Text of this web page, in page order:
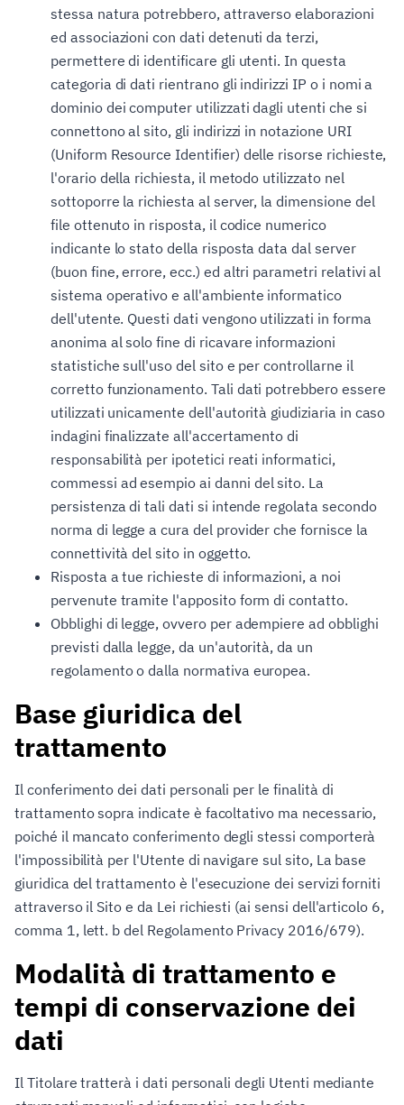
stessa natura potrebbero, attraverso elaborazioni
ed associazioni con dati detenuti da terzi,
permettere di identificare gli utenti. In questa
categoria di dati rientrano gli indirizzi IP o i nomi a
dominio dei computer utilizzati dagli utenti che si
connettono al sito, gli indirizzi in notazione URI
(Uniform Resource Identifier) delle risorse richieste,
l'orario della richiesta, il metodo utilizzato nel
sottoporre la richiesta al server, la dimensione del
file ottenuto in risposta, il codice numerico
indicante lo stato della risposta data dal server
(buon fine, errore, ecc.) ed altri parametri relativi al
sistema operativo e all'ambiente informatico
dell'utente. Questi dati vengono utilizzati in forma
anonima al solo fine di ricavare informazioni
statistiche sull'uso del sito e per controllarne il
corretto funzionamento. Tali dati potrebbero essere
utilizzati unicamente dell'autorità giudiziaria in caso
indagini finalizzate all'accertamento di
responsabilità per ipotetici reati informatici,
commessi ad esempio ai danni del sito. La
persistenza di tali dati si intende regolata secondo
norma di legge a cura del provider che fornisce la
connettività del sito in oggetto.
Risposta a tue richieste di informazioni, a noi
pervenute tramite l'apposito form di contatto.
Obblighi di legge, ovvero per adempiere ad obblighi
previsti dalla legge, da un'autorità, da un
regolamento o dalla normativa europea.
Base giuridica del
trattamento
Il conferimento dei dati personali per le finalità di
trattamento sopra indicate è facoltativo ma necessario,
poiché il mancato conferimento degli stessi comporterà
l'impossibilità per l'Utente di navigare sul sito, La base
giuridica del trattamento è l'esecuzione dei servizi forniti
attraverso il Sito e da Lei richiesti (ai sensi dell'articolo 6,
comma 1, lett. b del Regolamento Privacy 2016/679).
Modalità di trattamento e
tempi di conservazione dei
dati
Il Titolare tratterà i dati personali degli Utenti mediante